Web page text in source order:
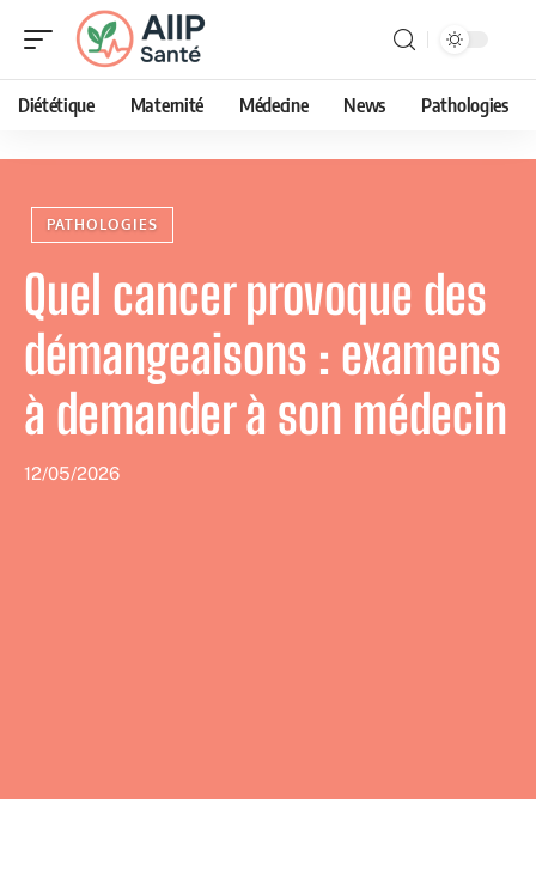
Diététique Maternité Médecine News Pathologies
PATHOLOGIES
Quel cancer provoque des
démangeaisons : examens
à demander à son médecin
12/05/2026